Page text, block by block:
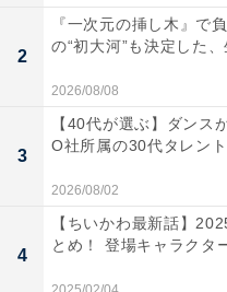
かります。愛の部屋には
脅迫状が残されていまし
り合わない三木は、愛の
て「3.3億円は自分が強
とその瞬間、ヘルパーが
判明。
そこから3.3億円に目が
まり、三木家に渦巻く黒
2
『一次元の挿し木』で
の“初大河”も決定した
2026/08/08
3
【40代が選ぶ】ダンス
O社所属の30代タレン
2026/08/02
4
【ちいかわ最新話】
とめ！ 登場キャラクタ